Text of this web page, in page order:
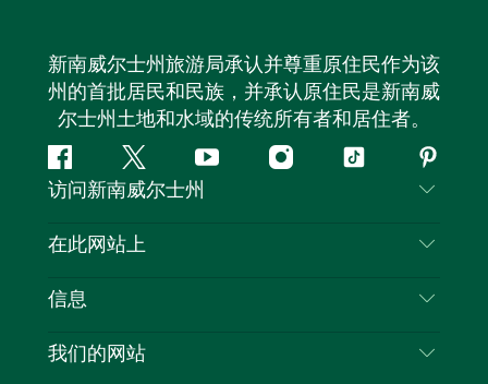
新南威尔士州旅游局承认并尊重原住民作为该
州的首批居民和民族，并承认原住民是新南威
尔士州土地和水域的传统所有者和居住者。
Facebook叽
叽
喳
YouTubeInstagram
抖
访问新南威尔士州
联系我们
隐私
Cookie 通知
在此网站上
目的地
新南威尔士州公路旅行
信息
旅行信息
我们的网站